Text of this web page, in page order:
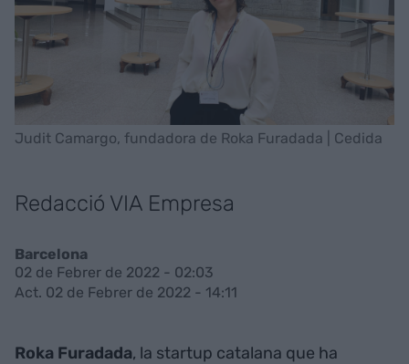
Judit Camargo, fundadora de Roka Furadada | Cedida
Redacció VIA Empresa
Barcelona
02 de Febrer de 2022 - 02:03
Act. 02 de Febrer de 2022 - 14:11
Roka Furadada, la startup catalana que ha